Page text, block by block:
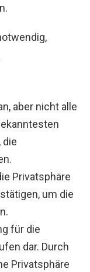
aber nicht alle
die
Privatsphäre
um die
für die
dar. Durch
Privatsphäre